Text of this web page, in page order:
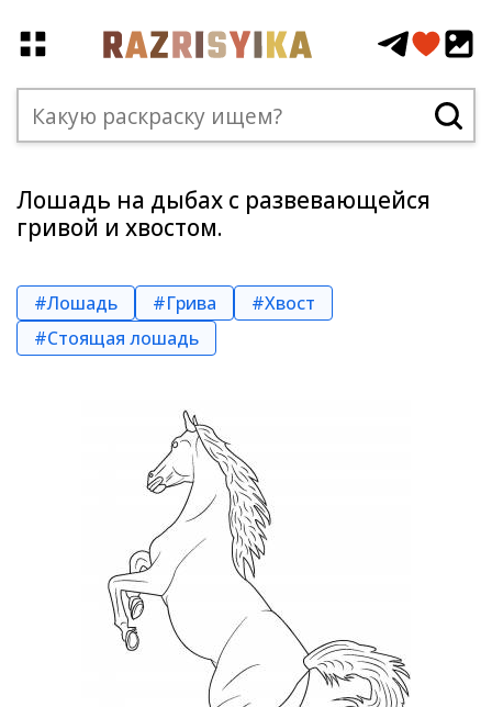
Лошадь на дыбах с развевающейся
гривой и хвостом.
#Лошадь #Грива
#Хвост
#Стоящая лошадь